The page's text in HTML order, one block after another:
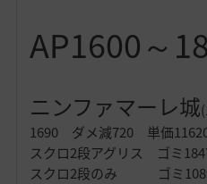
AP1600～
ニンファマーレ城
1690 ダメ減720 単価
スクロ2段アグリス ゴミ
スクロ2段のみ ゴミ